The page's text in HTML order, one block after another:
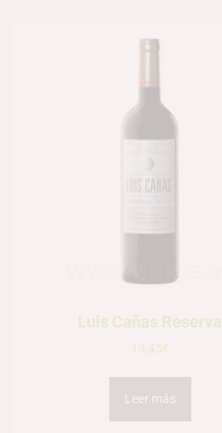
Luis Cañas Reserva
19,45€
Leer más